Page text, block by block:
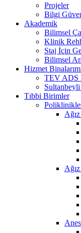
Projeler
Bilgi
Akademik
Bilimsel
Klinik
Staj İçin
Bilimsel
Hizmet
TEV ADS
Tıbbi Birimler